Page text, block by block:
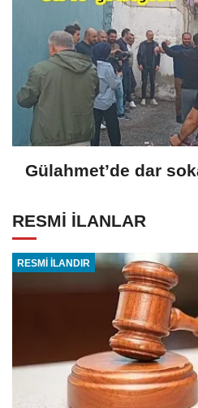
Gülahmet’de dar
RESMİ İLANLAR
RESMİ İLANDIR